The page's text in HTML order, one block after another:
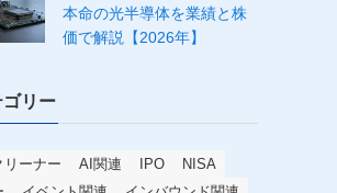
本命の光半導体を業績と株
価で解説【2026年】
ゴリー
ーナー AI関連 IPO
NISA